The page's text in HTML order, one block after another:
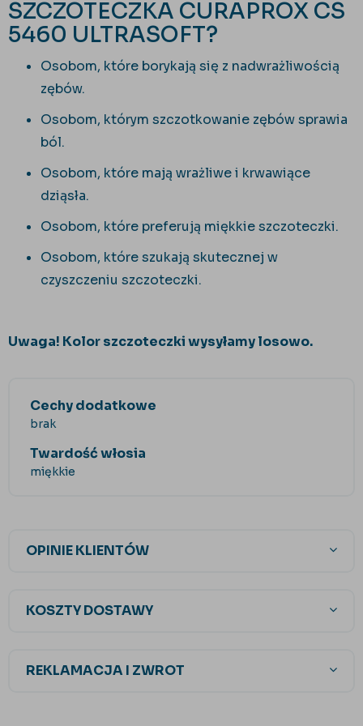
SZCZOTECZKA CURAPROX CS
5460 ULTRASOFT?
Osobom, które borykają się z nadwrażliwością
zębów.
Osobom, którym szczotkowanie zębów sprawia
ból.
Osobom, które mają wrażliwe i krwawiące
dziąsła.
Osobom, które preferują miękkie szczoteczki.
Osobom, które szukają skutecznej w
czyszczeniu szczoteczki.
Uwaga! Kolor szczoteczki wysyłamy losowo.
Cechy dodatkowe
brak
Twardość włosia
miękkie
OPINIE KLIENTÓW
KOSZTY DOSTAWY
REKLAMACJA I ZWROT